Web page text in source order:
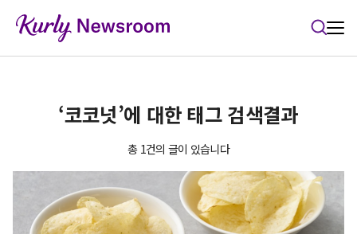
‘코코넛’에 대한 태그 검색결과
총 1건의 글이 있습니다